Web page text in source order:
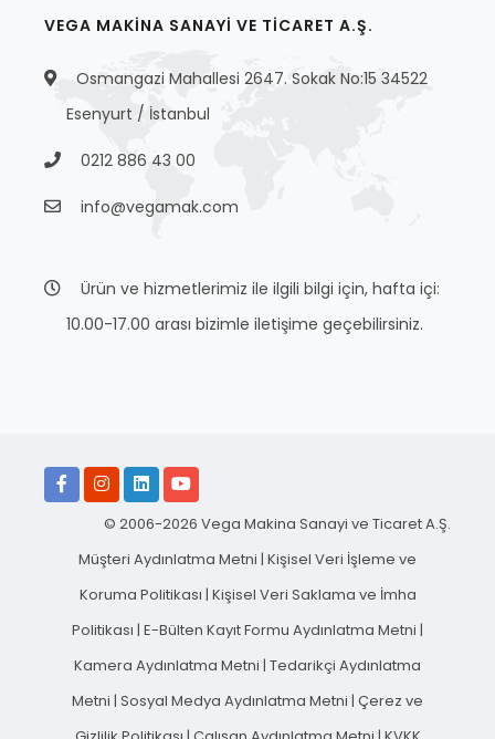
VEGA MAKİNA SANAYİ VE TİCARET A.Ş.
Osmangazi Mahallesi 2647. Sokak No:15 34522
Esenyurt / İstanbul
0212 886 43 00
info@vegamak.com
Ürün ve hizmetlerimiz ile ilgili bilgi için, hafta içi:
10.00-17.00 arası bizimle iletişime geçebilirsiniz.
© 2006-2026 Vega Makina Sanayi ve Ticaret A.Ş.
Müşteri Aydınlatma Metni | Kişisel Veri İşleme ve
Koruma Politikası | Kişisel Veri Saklama ve İmha
Politikası | E-Bülten Kayıt Formu Aydınlatma Metni |
Kamera Aydınlatma Metni | Tedarikçi Aydınlatma
Metni | Sosyal Medya Aydınlatma Metni | Çerez ve